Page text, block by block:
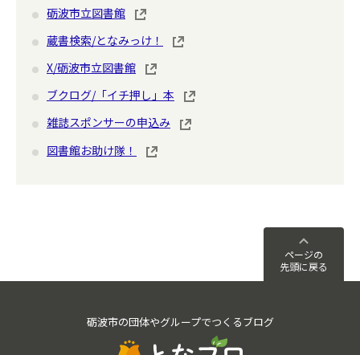
砺波市立図書館
蔵書検索/となみっけ！
X/砺波市立図書館
ブクログ/「イチ押し」本
雑誌スポンサーの申込み
図書館お助け隊！
ページの
先頭に戻る
砺波市の団体やグループでつくるブログ